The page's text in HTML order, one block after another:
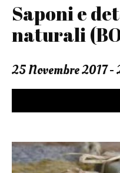
Saponi e
naturali
25 Novembre 2017 -